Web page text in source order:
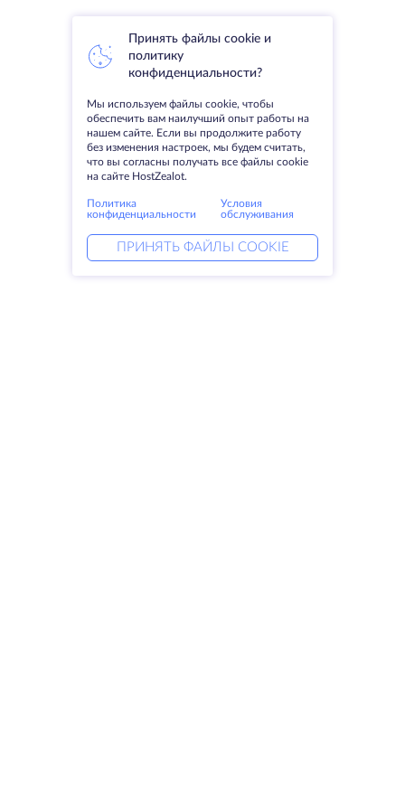
Принять файлы cookie и
политику
конфиденциальности?
Мы используем файлы cookie, чтобы
обеспечить вам наилучший опыт работы на
нашем сайте. Если вы продолжите работу
без изменения настроек, мы будем считать,
что вы согласны получать все файлы cookie
на сайте HostZealot.
Политика
конфиденциальности
Условия
обслуживания
ПРИНЯТЬ ФАЙЛЫ COOKIE